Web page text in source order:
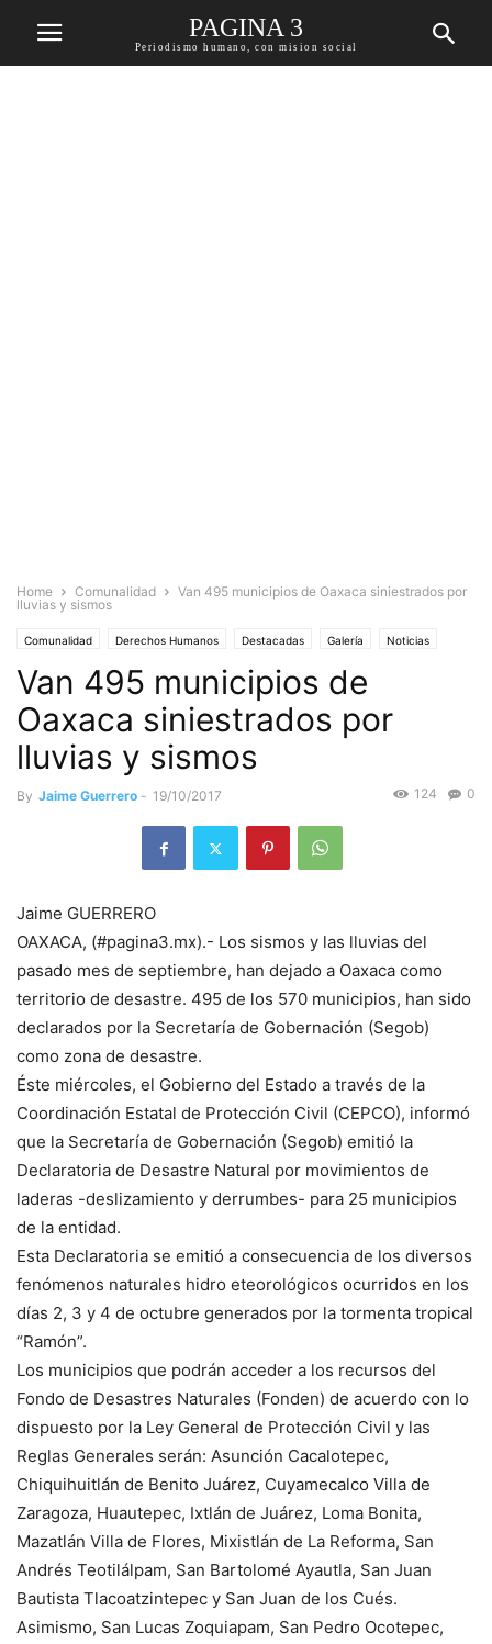
PAGINA 3
Periodismo humano, con mision social
Home Comunalidad
Van 495 municipios de Oaxaca siniestrados por
lluvias y sismos
Comunalidad Derechos Humanos Destacadas Galería Noticias
Nacionales
Van 495 municipios de
Oaxaca siniestrados por
lluvias y sismos
By Jaime Guerrero - 19/10/2017 0
124
Jaime GUERRERO
OAXACA, (#pagina3.mx).- Los sismos y las lluvias del
pasado mes de septiembre, han dejado a Oaxaca como
territorio de desastre. 495 de los 570 municipios, han sido
declarados por la Secretaría de Gobernación (Segob)
como zona de desastre.
Éste miércoles, el Gobierno del Estado a través de la
Coordinación Estatal de Protección Civil (CEPCO), informó
que la Secretaría de Gobernación (Segob) emitió la
Declaratoria de Desastre Natural por movimientos de
laderas -deslizamiento y derrumbes- para 25 municipios
de la entidad.
Esta Declaratoria se emitió a consecuencia de los diversos
fenómenos naturales hidro eteorológicos ocurridos en los
días 2, 3 y 4 de octubre generados por la tormenta tropical
“Ramón”.
Los municipios que podrán acceder a los recursos del
Fondo de Desastres Naturales (Fonden) de acuerdo con lo
dispuesto por la Ley General de Protección Civil y las
Reglas Generales serán: Asunción Cacalotepec,
Chiquihuitlán de Benito Juárez, Cuyamecalco Villa de
Zaragoza, Huautepec, Ixtlán de Juárez, Loma Bonita,
Mazatlán Villa de Flores, Mixistlán de La Reforma, San
Andrés Teotilálpam, San Bartolomé Ayautla, San Juan
Bautista Tlacoatzintepec y San Juan de los Cués.
Asimismo, San Lucas Zoquiapam, San Pedro Ocotepec,